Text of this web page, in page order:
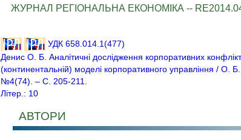
ЖУРНАЛ РЕГІОНАЛЬНА ЕКОНОМІКА --
УДК 658.014.1(477)
Денис О. Б. Аналітичні дослідження корпоративних
(континентальній) моделі корпоративного управління / О.
№4(74). – С. 205-211.
Літер.: 10
АВТОРИ